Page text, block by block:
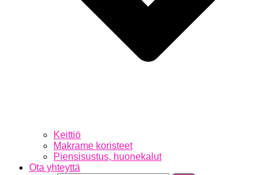
Keittiö
Makrame koristeet
Piensisustus, huonekalut
Ota yhteyttä